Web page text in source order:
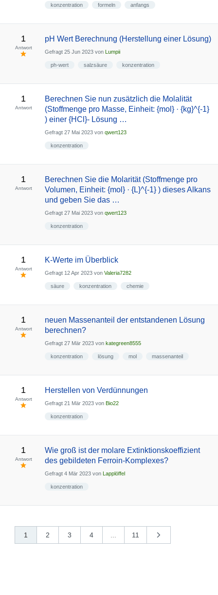
konzentration formeln anfangs
1
Antwort
pH Wert Berechnung (Herstellung einer Lösung)
Gefragt 25 Jun 2023 von Lumpii
ph-wert salzsäure konzentration
1
Antwort
Berechnen Sie nun zusätzlich die Molalität
(Stoffmenge pro Masse, Einheit: {mol} · {kg}^{-1}
) einer {HCl}- Lösung …
Gefragt 27 Mai 2023 von qwert123
konzentration
1
Antwort
Berechnen Sie die Molarität (Stoffmenge pro
Volumen, Einheit: {mol} · {L}^{-1} ) dieses Alkans
und geben Sie das …
Gefragt 27 Mai 2023 von qwert123
konzentration
1
Antwort
K-Werte im Überblick
Gefragt 12 Apr 2023 von Valeria7282
säure konzentration chemie
1
Antwort
neuen Massenanteil der entstandenen Lösung
berechnen?
Gefragt 27 Mär 2023 von kategreen8555
konzentration lösung mol massenanteil
1
Antwort
Herstellen von Verdünnungen
Gefragt 21 Mär 2023 von Bio22
konzentration
1
Antwort
Wie groß ist der molare Extinktionskoeffizient
des gebildeten Ferroin-Komplexes?
Gefragt 4 Mär 2023 von Lapplöffel
konzentration
1 2 3 4 11